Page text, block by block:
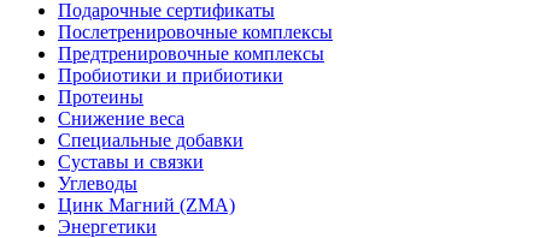
Подарочные сертификаты
Послетренировочные комплексы
Предтренировочные комплексы
Пробиотики и прибиотики
Протеины
Снижение веса
Специальные добавки
Суставы и связки
Углеводы
Цинк Магний (ZMA)
Энергетики